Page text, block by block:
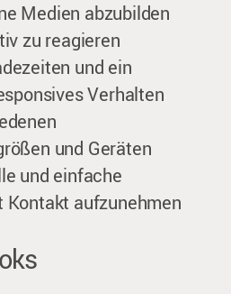
Medien abzubilden
zu reagieren
und ein
Verhalten
und Geräten
und einfache
Kontakt aufzunehmen